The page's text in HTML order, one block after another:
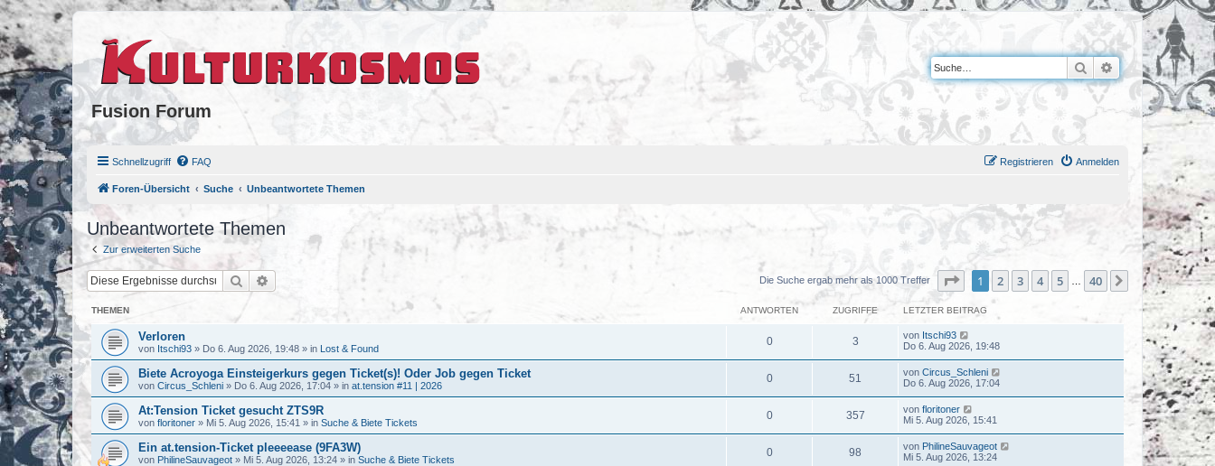
Fusion Forum
Suche Erweiterte Suche
Schnellzugriff FAQ Anmelden
Registrieren
Foren-Übersicht Suche Unbeantwortete Themen
Unbeantwortete Themen
Zur erweiterten Suche
Suche Erweiterte Suche Die Suche ergab mehr als 1000 Treffer Seite von40
1 2 3 4 5 40 Nächste
THEMEN ANTWORTEN ZUGRIFFE LETZTER BEITRAG
Verloren
von Itschi93 » Do 6. Aug 2026, 19:48 » in Lost & Found
0 3 von Itschi93
Do 6. Aug 2026, 19:48
Biete Acroyoga Einsteigerkurs gegen Ticket(s)! Oder Job gegen Ticket
von Circus_Schleni » Do 6. Aug 2026, 17:04 » in at.tension #11 | 2026
0 51 von Circus_Schleni
Do 6. Aug 2026, 17:04
At:Tension Ticket gesucht ZTS9R
von floritoner » Mi 5. Aug 2026, 15:41 » in Suche & Biete Tickets
0 357 von floritoner
Mi 5. Aug 2026, 15:41
Ein at.tension-Ticket pleeeease (9FA3W)
von PhilineSauvageot » Mi 5. Aug 2026, 13:24 » in Suche & Biete Tickets
0 98 von PhilineSauvageot
Mi 5. Aug 2026, 13:24